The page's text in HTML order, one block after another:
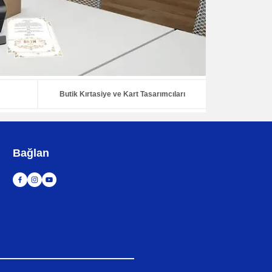
'Next'
not
set
Landing').
Butik Kırtasiye ve Kart Tasarımcıları
Bağlan